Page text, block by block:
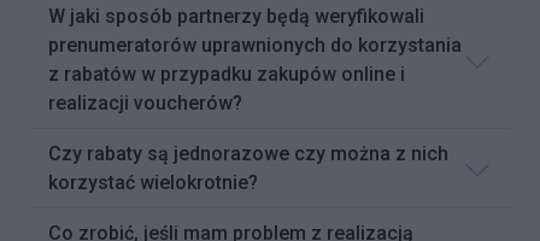
W jaki sposób partnerzy będą weryfikowali
prenumeratorów uprawnionych do korzystania
z rabatów w przypadku zakupów online i
realizacji voucherów?
Czy rabaty są jednorazowe czy można z nich
korzystać wielokrotnie?
Co zrobić, jeśli mam problem z realizacją